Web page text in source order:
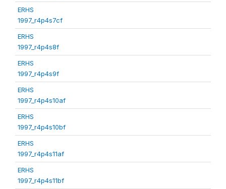
ERHS
1997_r4p4s7cf
ERHS
1997_r4p4s8f
ERHS
1997_r4p4s9f
ERHS
1997_r4p4s10af
ERHS
1997_r4p4s10bf
ERHS
1997_r4p4s11af
ERHS
1997_r4p4s11bf